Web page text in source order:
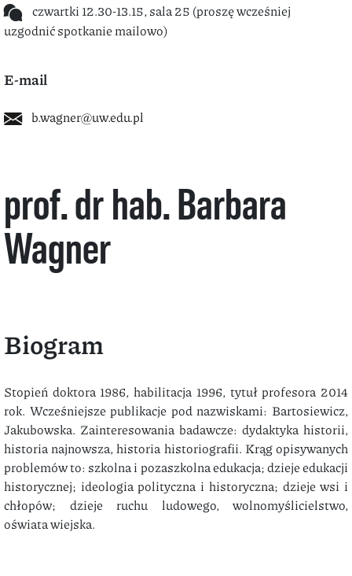
prof. dr hab. Barbara
Wagner
Biogram
Stopień doktora 1986, habilitacja 1996, tytuł profesora 2014
rok. Wcześniejsze publikacje pod nazwiskami: Bartosiewicz,
Jakubowska. Zainteresowania badawcze: dydaktyka historii,
historia najnowsza, historia historiografii. Krąg opisywanych
problemów to: szkolna i pozaszkolna edukacja; dzieje edukacji
historycznej; ideologia polityczna i historyczna; dzieje wsi i
chłopów; dzieje ruchu ludowego, wolnomyślicielstwo,
oświata wiejska.
czwartki 12.30-13.15, sala 25 (proszę wcześniej
uzgodnić spotkanie mailowo)
E-mail
b.wagner@uw.edu.pl